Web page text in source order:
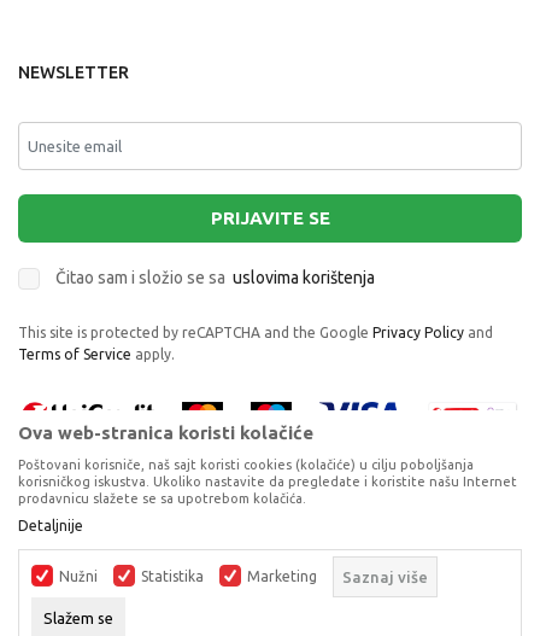
DP0412196 TOP MODEL GRAFITNE OLOVKE
SET
GRAFITNE OLOVKE
NEWSLETTER
PRIJAVITE SE
Čitao sam i složio se sa uslovima korištenja
This site is protected by reCAPTCHA and the Google Privacy Policy and
Terms of Service apply.
Proizvode na sajtu nastojimo da opišemo što je preciznije moguće, ali ne
možemo garantovati da su svi podaci i fotografije, navedeni u okrviru
proizvoda, u potpunosti kompletni i bez grešaka. Svi artikli prikazani na
sajtu su dio naše ponude, ali ne podrazumijeva da su dostupni u svakom
Ova web-stranica koristi kolačiće
Poštovani korisniče, naš sajt koristi cookies (kolačiće) u cilju poboljšanja
korisničkog iskustva. Ukoliko nastavite da pregledate i koristite našu Internet
prodavnicu slažete se sa upotrebom kolačića.
Detaljnije
Nužni Statistika Marketing Saznaj više
Slažem se